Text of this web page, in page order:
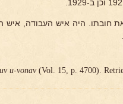
חובתו. היה איש העבודה, איש
u-vonav(Vol. 15, p. 4700).